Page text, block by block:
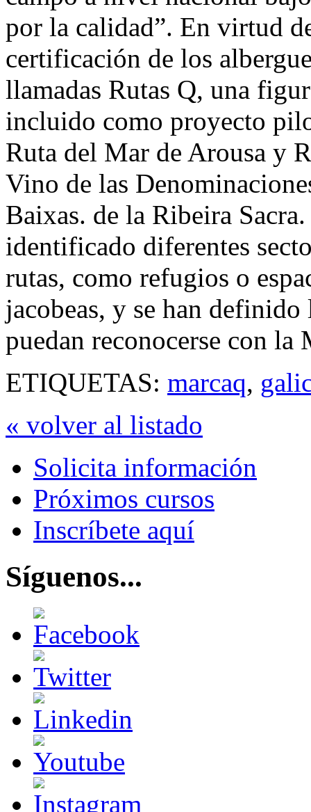
por la calidad”. En virtud
certificación de los
llamadas Rutas Q, una
incluido como proyecto
Ruta del Mar de Arousa y
Vino de las
Baixas. de la Ribeira
identificado diferentes
rutas, como refugios o
jacobeas, y se han
puedan reconocerse con la
ETIQUETAS: marcaq,
« volver al listado
Solicita información
Próximos cursos
Inscríbete aquí
Síguenos...